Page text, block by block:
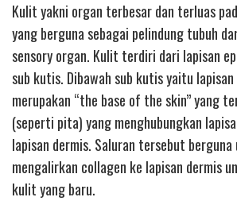
Kulit yakni organ terbesar dan terluas
yang berguna sebagai pelindung tubuh
sensory organ. Kulit terdiri dari lapisan
sub kutis. Dibawah sub kutis yaitu
merupakan “the base of the skin” yang
(seperti pita) yang menghubungkan
lapisan dermis. Saluran tersebut
mengalirkan collagen ke lapisan dermis
kulit yang baru.